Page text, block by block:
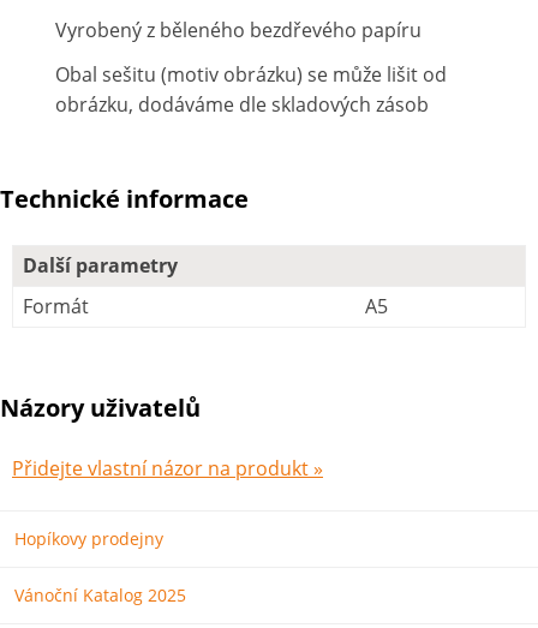
Vyrobený z běleného bezdřevého papíru
Obal sešitu (motiv obrázku) se může lišit od
obrázku, dodáváme dle skladových zásob
Technické informace
Další parametry
Formát
A5
Názory uživatelů
Přidejte vlastní názor na produkt »
Hopíkovy prodejny
Vánoční Katalog 2025